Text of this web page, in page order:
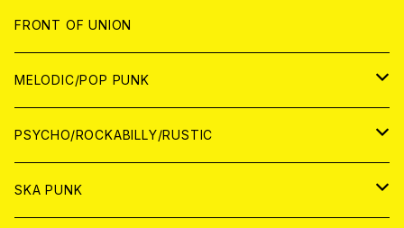
JAPAN
アナログ
CD
WORLD
アナログ
CD
FRONT OF UNION
MELODIC/POP PUNK
JAPAN
CD
WORLD
PSYCHO/ROCKABILLY/RUSTIC
JAPAN
SKA PUNK